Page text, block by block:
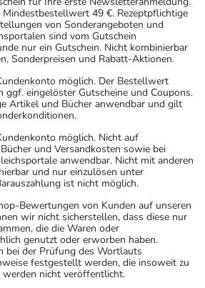
bekannt. Im
sich an Ihren Arzt.
zum nächsten vorgeschriebenen
(also nicht mit der doppelten
Sie vor allem bei Säuglingen,
Menschen auf eine
Im Zweifelsfalle fragen Sie
nach etwaigen Auswirkungen
Dosierung kann von den
abweichen. Da der Arzt sie
Mindestbestellwert 49 €. Rezeptpflichtige
von Sonderangeboten und
sind vom Gutschein
nur ein Gutschein. Nicht kombinierbar
Sonderpreisen und Rabatt-Aktionen.
möglich. Der Bestellwert
ggf. eingelöster Gutscheine und Coupons.
Artikel und Bücher anwendbar und gilt
möglich. Nicht auf
und Versandkosten sowie bei
anwendbar. Nicht mit anderen
und nur einzulösen unter
ist nicht möglich.
Bewertungen von Kunden auf unseren
wir nicht sicherstellen, dass diese nur
die die Waren oder
genutzt oder erworben haben.
bei der Prüfung des Wortlauts
festgestellt werden, die insoweit zu
nicht veröffentlicht.